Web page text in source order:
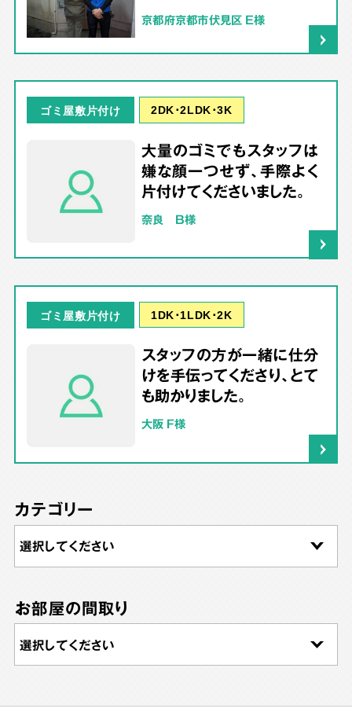
京都府京都市伏見区 E様
ゴミ屋敷片付け 2DK･2LDK･3K
大量のゴミでもスタッフは
嫌な顔一つせず、手際よく
片付けてくださいました。
奈良 B様
ゴミ屋敷片付け 1DK･1LDK･2K
スタッフの方が一緒に仕分
けを手伝ってくださり、とて
も助かりました。
大阪 F様
カテゴリー
お部屋の間取り